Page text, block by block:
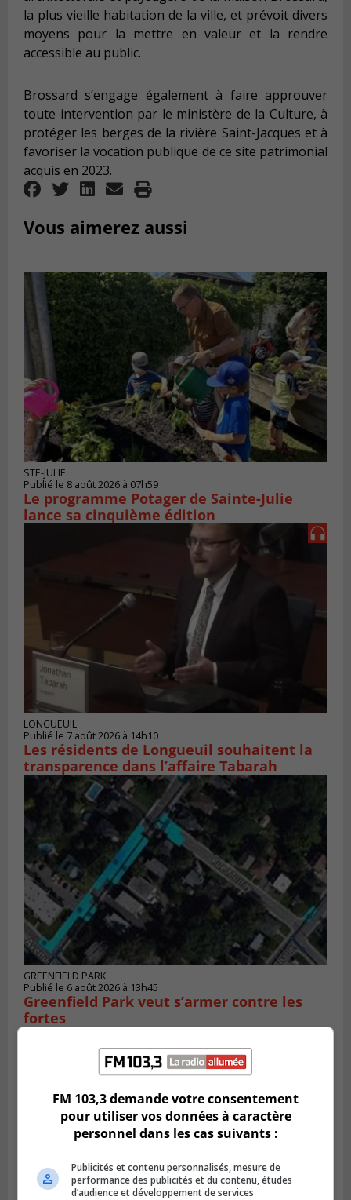
la plus vieille habitation de la ville, et prévoit divers
moyens pour la mettre en valeur et la rendre
accessible au public.
Brossard s’engage également à faire approuver
toute intervention par le ministère de la Culture, à
protéger les berges de la rivière Saint-Jacques et à
favoriser la vocation publique de ce site patrimonial
acquis en 2023.
Vous aimerez aussi
STE-JULIE
Publié le 8 août 2026 à 07h59
Le programme Potager de Sainte-Julie
lance sa cinquième édition
LONGUEUIL
Publié le 7 août 2026 à 14h10
Les résidents de Longueuil souhaitent la
transparence dans l’affaire Tabarah
GREENFIELD PARK
Publié le 6 août 2026 à 13h45
Greenfield Park veut s’armer contre les
fortes
FM 103,3 demande votre consentement
pour utiliser vos données à caractère
personnel dans les cas suivants :
Publicités et contenu personnalisés, mesure de
performance des publicités et du contenu, études
d’audience et développement de services